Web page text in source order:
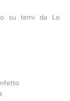
su temi da Lo